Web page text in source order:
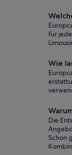
für
Wie
Die
Schon